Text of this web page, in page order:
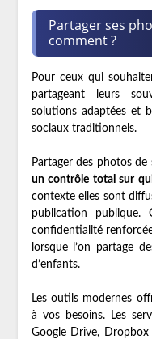
Partager ses
comment ?
Pour ceux qui
partageant leurs
solutions adaptées et
sociaux traditionnels.
Partager des photos
un contrôle total sur
contexte elles sont
publication
confidentialité
lorsque l’on partage
d’enfants.
Les outils modernes
à vos besoins. Les
Google Drive,